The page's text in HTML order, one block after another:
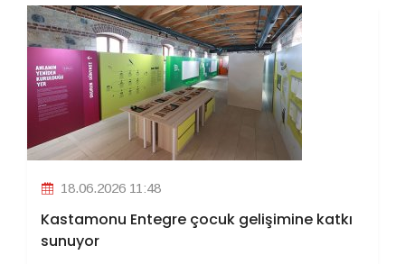
18.06.2026 11:48
Kastamonu Entegre çocuk gelişimine katkı
sunuyor